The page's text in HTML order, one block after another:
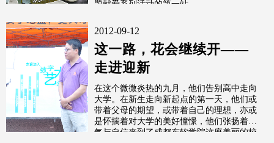
题献爱系列活动的第一站
2012-09-12
这一路，花会继续开——
走进迎新
在这个微微炎热的九月，他们告别高中走向
大学。在新生走向新起点的第一天，他们或
带着父母的期望，或带着自己的理想，亦或
是怀揣着对大学的美好憧憬，他们张扬着朝
气与自信来到了成都东软学院这座美丽的校